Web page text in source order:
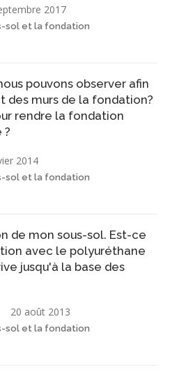
2017
sol et la fondation
pouvons observer afin
des murs de la fondation?
rendre la fondation
?
2014
sol et la fondation
de mon sous-sol. Est-ce
avec le polyuréthane
jusqu'à la base des
20 août 2013
sol et la fondation